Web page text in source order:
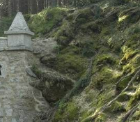
názvem
Schwarzenberský
plavební
kanál